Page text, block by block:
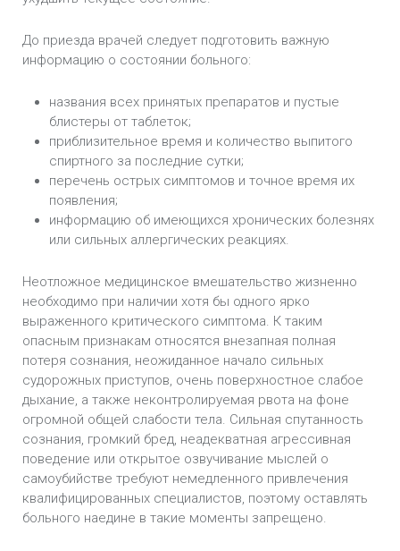
До приезда врачей следует подготовить важную
информацию о состоянии больного:
названия всех принятых препаратов и пустые
блистеры от таблеток;
приблизительное время и количество выпитого
спиртного за последние сутки;
перечень острых симптомов и точное время их
появления;
информацию об имеющихся хронических болезнях
или сильных аллергических реакциях.
Неотложное медицинское вмешательство жизненно
необходимо при наличии хотя бы одного ярко
выраженного критического симптома. К таким
опасным признакам относятся внезапная полная
потеря сознания, неожиданное начало сильных
судорожных приступов, очень поверхностное слабое
дыхание, а также неконтролируемая рвота на фоне
огромной общей слабости тела. Сильная спутанность
сознания, громкий бред, неадекватная агрессивная
поведение или открытое озвучивание мыслей о
самоубийстве требуют немедленного привлечения
квалифицированных специалистов, поэтому оставлять
больного наедине в такие моменты запрещено.